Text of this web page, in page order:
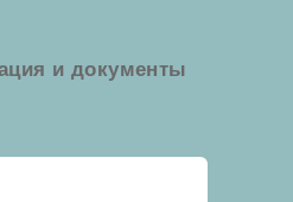
и документы